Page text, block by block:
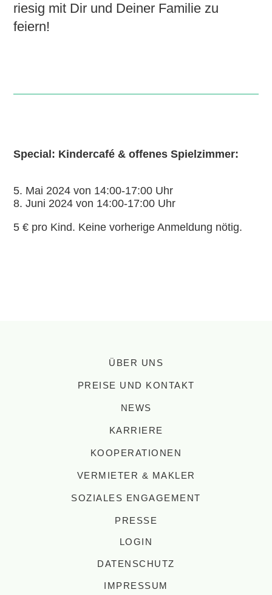
riesig mit Dir und Deiner Familie zu
feiern!
Special: Kindercafé & offenes Spielzimmer:
5. Mai 2024 von 14:00-17:00 Uhr
8. Juni 2024 von 14:00-17:00 Uhr
5 € pro Kind. Keine vorherige Anmeldung nötig.
ÜBER UNS
PREISE UND KONTAKT
NEWS
KARRIERE
KOOPERATIONEN
VERMIETER & MAKLER
SOZIALES ENGAGEMENT
PRESSE
LOGIN
DATENSCHUTZ
IMPRESSUM